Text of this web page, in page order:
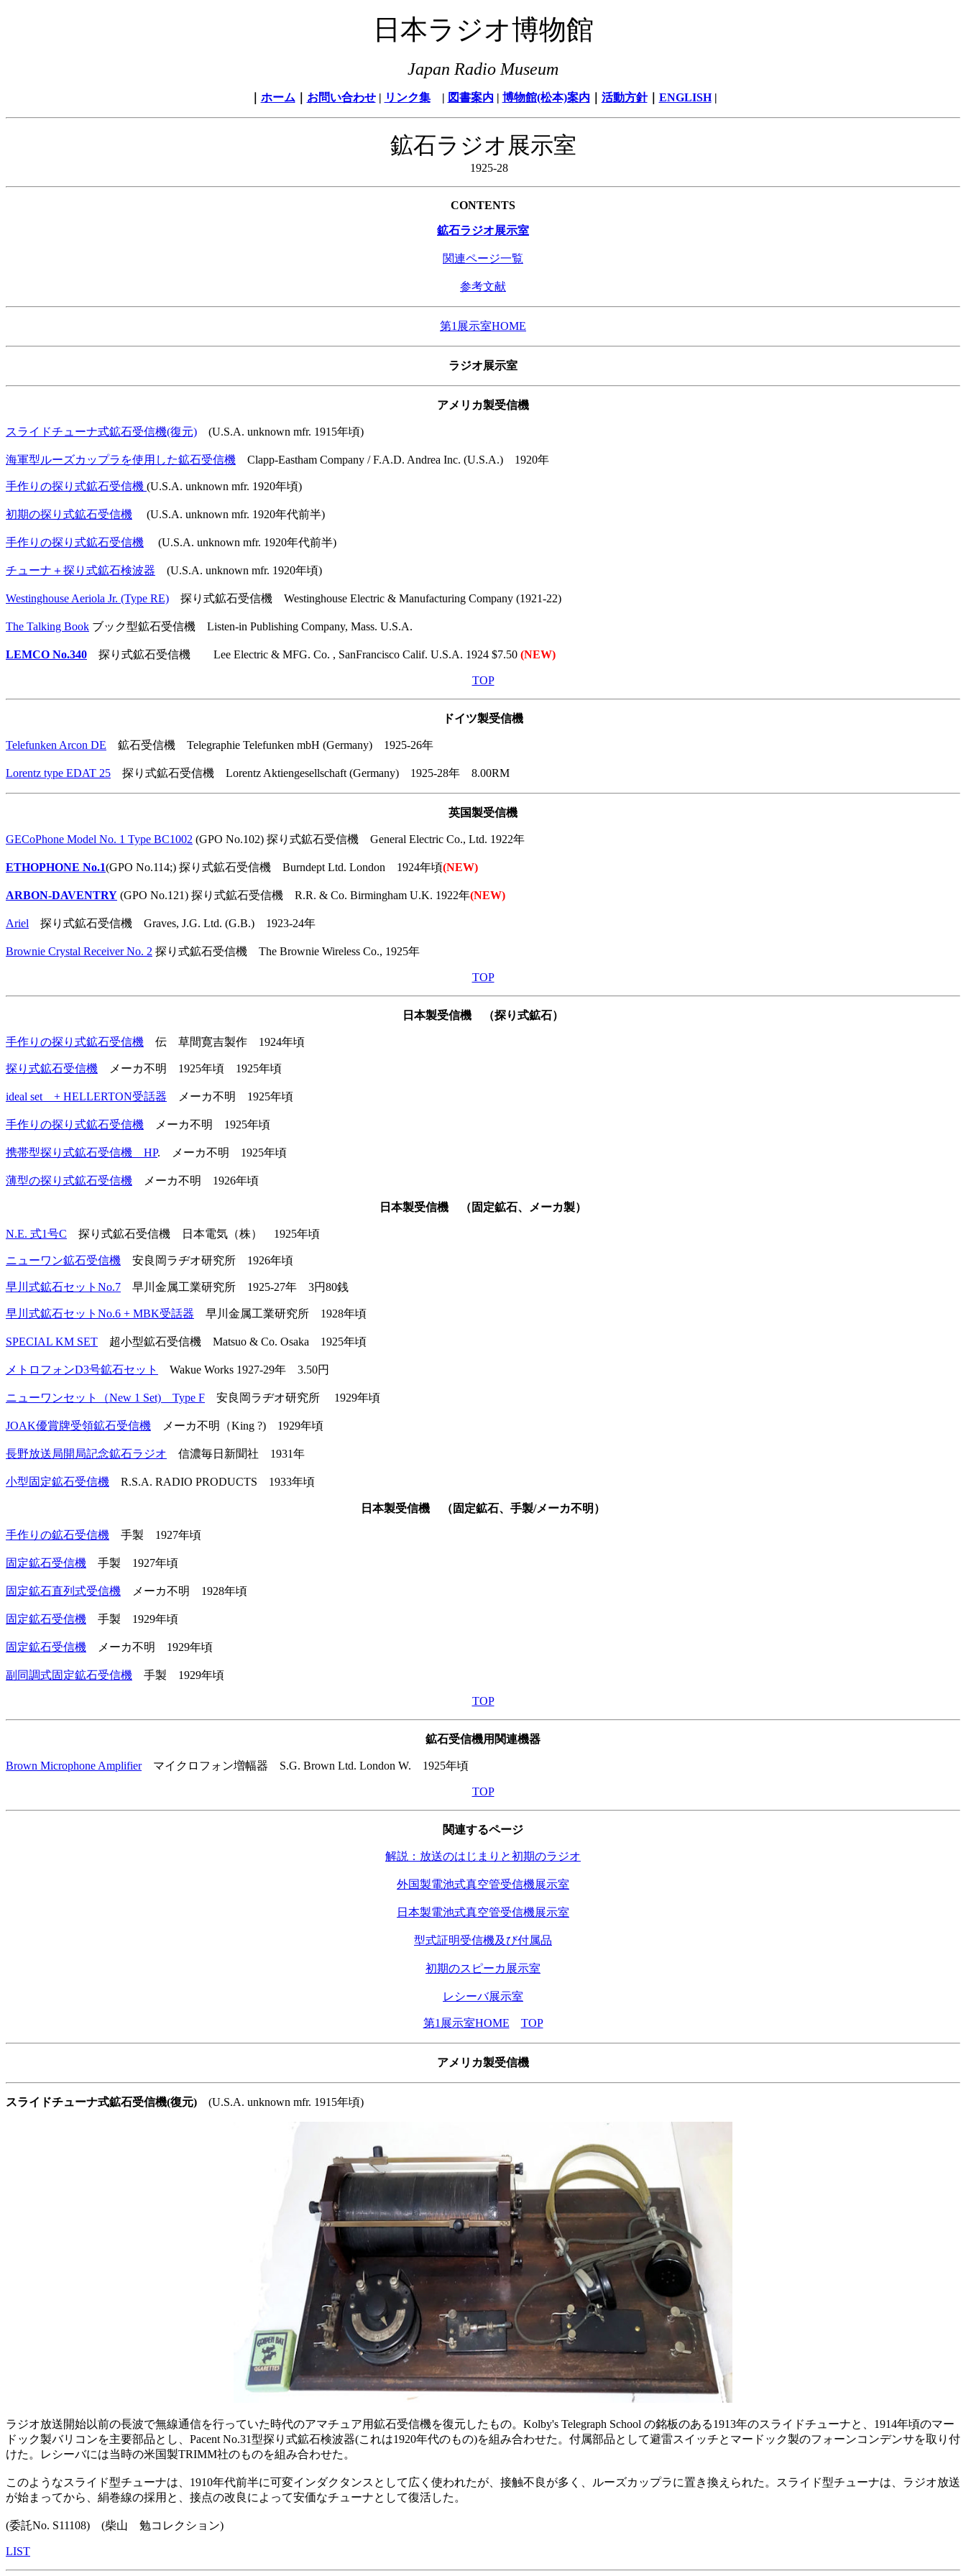
日本ラジオ博物館
Japan Radio Museum
ホーム お問い合わせ| リンク集| 図書案内 | 博物館(松本)案内 活動方針｜ ENGLISH|
鉱石ラジオ展示室
1925-28
CONTENTS
鉱石ラジオ展示室
関連ページ一覧
参考文献
第1展示室HOME
ラジオ展示室
アメリカ製受信機
スライドチューナ式鉱石受信機(復元) (U.S.A. unknown mfr. 1915年頃)
海軍型ルーズカップラを使用した鉱石受信機 Clapp-Eastham Company / F.A.D. Andrea Inc. (U.S.A.) 1920年
手作りの探り式鉱石受信機 (U.S.A. unknown mfr. 1920年頃)
初期の探り式鉱石受信機 (U.S.A. unknown mfr. 1920年代前半)
手作りの探り式鉱石受信機 (U.S.A. unknown mfr. 1920年代前半)
チューナ＋探り式鉱石検波器 (U.S.A. unknown mfr. 1920年頃)
Westinghouse Aeriola Jr. (Type RE) 探り式鉱石受信機 Westinghouse Electric & Manufacturing Company (1921-22)
The Talking Book ブック型鉱石受信機 Listen-in Publishing Company, Mass. U.S.A.
LEMCO No.340 探り式鉱石受信機 Lee Electric & MFG. Co. , SanFrancisco Calif. U.S.A. 1924 $7.50 (NEW)
TOP
ドイツ製受信機
Telefunken Arcon DE 鉱石受信機 Telegraphie Telefunken mbH (Germany) 1925-26年
Lorentz type EDAT 25 探り式鉱石受信機 Lorentz Aktiengesellschaft (Germany) 1925-28年 8.00RM
英国製受信機
GECoPhone Model No. 1 Type BC1002 (GPO No.102) 探り式鉱石受信機 General Electric Co., Ltd. 1922年
ETHOPHONE No.1(GPO No.114;) 探り式鉱石受信機 Burndept Ltd. London 1924年頃(NEW)
ARBON-DAVENTRY (GPO No.121) 探り式鉱石受信機 R.R. & Co. Birmingham U.K. 1922年(NEW)
Ariel 探り式鉱石受信機 Graves, J.G. Ltd. (G.B.) 1923-24年
Brownie Crystal Receiver No. 2 探り式鉱石受信機 The Brownie Wireless Co., 1925年
TOP
日本製受信機 （探り式鉱石）
手作りの探り式鉱石受信機 伝 草間寛吉製作 1924年頃
探り式鉱石受信機 メーカ不明 1925年頃 1925年頃
ideal set + HELLERTON受話器 メーカ不明 1925年頃
手作りの探り式鉱石受信機 メーカ不明 1925年頃
携帯型探り式鉱石受信機 HP. メーカ不明 1925年頃
薄型の探り式鉱石受信機 メーカ不明 1926年頃
日本製受信機 （固定鉱石、メーカ製）
N.E. 式1号C 探り式鉱石受信機 日本電気（株） 1925年頃
ニューワン鉱石受信機 安良岡ラヂオ研究所 1926年頃
早川式鉱石セットNo.7 早川金属工業研究所 1925-27年 3円80銭
早川式鉱石セットNo.6 + MBK受話器 早川金属工業研究所 1928年頃
SPECIAL KM SET 超小型鉱石受信機 Matsuo & Co. Osaka 1925年頃
メトロフォンD3号鉱石セット Wakue Works 1927-29年 3.50円
ニューワンセット（New 1 Set) Type F 安良岡ラヂオ研究所 1929年頃
JOAK優賞牌受領鉱石受信機 メーカ不明（King ?) 1929年頃
長野放送局開局記念鉱石ラジオ 信濃毎日新聞社 1931年
小型固定鉱石受信機 R.S.A. RADIO PRODUCTS 1933年頃
日本製受信機 （固定鉱石、手製/メーカ不明）
手作りの鉱石受信機 手製 1927年頃
固定鉱石受信機 手製 1927年頃
固定鉱石直列式受信機 メーカ不明 1928年頃
固定鉱石受信機 手製 1929年頃
固定鉱石受信機 メーカ不明 1929年頃
副同調式固定鉱石受信機 手製 1929年頃
TOP
鉱石受信機用関連機器
Brown Microphone Amplifierマイクロフォン増幅器 S.G. Brown Ltd. London W. 1925年頃
TOP
関連するページ
解説：放送のはじまりと初期のラジオ
外国製電池式真空管受信機展示室
日本製電池式真空管受信機展示室
型式証明受信機及び付属品
初期のスピーカ展示室
レシーバ展示室
第1展示室HOME TOP
アメリカ製受信機
スライドチューナ式鉱石受信機(復元) (U.S.A. unknown mfr. 1915年頃)
ラジオ放送開始以前の長波で無線通信を行っていた時代のアマチュア用鉱石受信機を復元したもの。Kolby's Telegraph School の銘板のある1913年のスライドチューナと、1914年頃のマー
ドック製バリコンを主要部品とし、Pacent No.31型探り式鉱石検波器(これは1920年代のもの)を組み合わせた。付属部品として避雷スイッチとマードック製のフォーンコンデンサを取り付
けた。レシーバには当時の米国製TRIMM社のものを組み合わせた。
このようなスライド型チューナは、1910年代前半に可変インダクタンスとして広く使われたが、接触不良が多く、ルーズカップラに置き換えられた。スライド型チューナは、ラジオ放送
が始まってから、絹巻線の採用と、接点の改良によって安価なチューナとして復活した。
(委託No. S11108) (柴山 勉コレクション)
LIST